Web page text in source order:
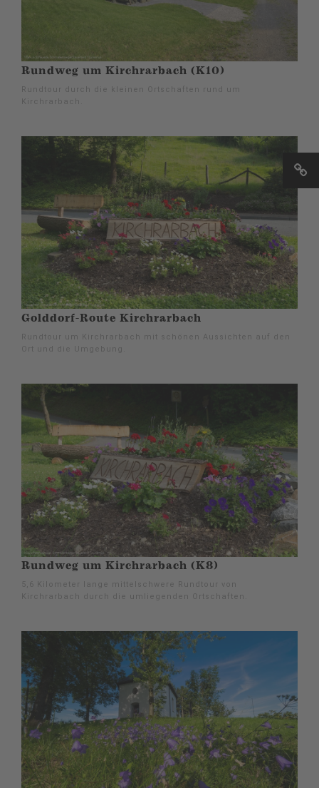
Rundweg um Kirchrarbach (K10)
Rundtour durch die kleinen Ortschaften rund um
Kirchrarbach.
Golddorf-Route Kirchrarbach
Rundtour um Kirchrarbach mit schönen Aussichten auf den
Ort und die Umgebung.
Rundweg um Kirchrarbach (K8)
5,6 Kilometer lange mittelschwere Rundtour von
Kirchrarbach durch die umliegenden Ortschaften.